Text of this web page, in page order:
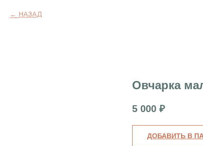
НАЗАД
Овчарка
5 000 ₽
ДОБАВИТЬ В